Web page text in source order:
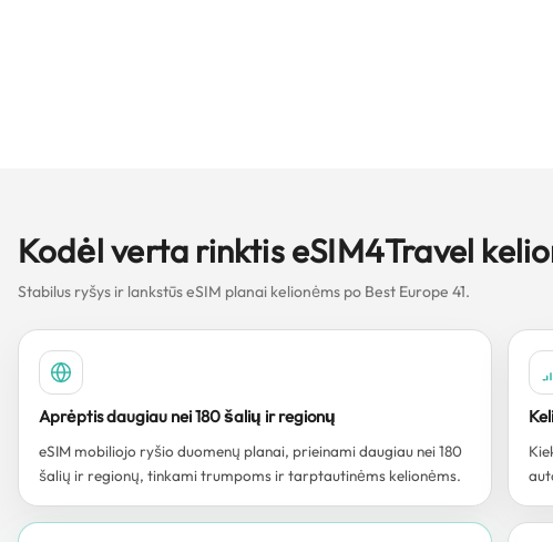
Kodėl verta rinktis eSIM4Travel
Stabilus ryšys ir lankstūs eSIM planai kelionėms po Best Europe 41.
Aprėptis daugiau nei 180 šalių ir regionų
eSIM mobiliojo ryšio duomenų planai, prieinami daugiau nei 180
šalių ir regionų, tinkami trumpoms ir tarptautinėms kelionėms.